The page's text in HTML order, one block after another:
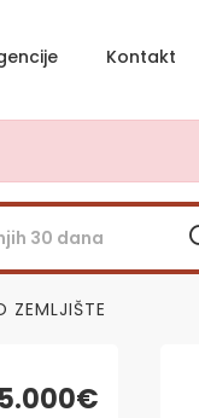
Kontakt
ZEMLJIŠTE